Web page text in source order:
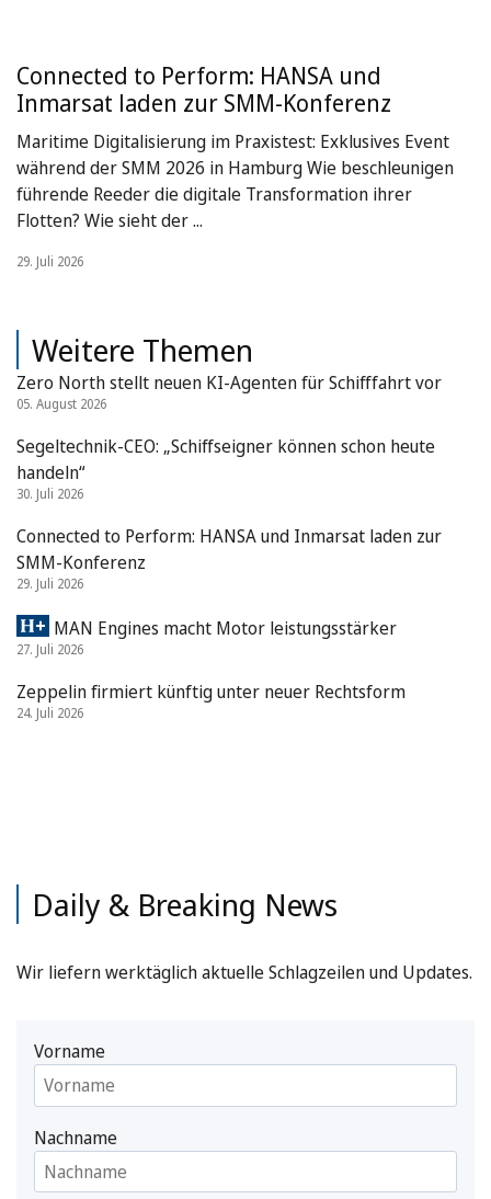
Connected to Perform: HANSA und
Inmarsat laden zur SMM-Konferenz
Maritime Digitalisierung im Praxistest: Exklusives Event
während der SMM 2026 in Hamburg Wie beschleunigen
führende Reeder die digitale Transformation ihrer
Flotten? Wie sieht der ...
29. Juli 2026
Weitere Themen
Zero North stellt neuen KI-Agenten für Schifffahrt vor
05. August 2026
Segeltechnik-CEO: „Schiffseigner können schon heute
handeln“
30. Juli 2026
Connected to Perform: HANSA und Inmarsat laden zur
SMM-Konferenz
29. Juli 2026
MAN Engines macht Motor leistungsstärker
27. Juli 2026
Zeppelin firmiert künftig unter neuer Rechtsform
24. Juli 2026
Daily & Breaking News
Wir liefern werktäglich aktuelle Schlagzeilen und Updates.
Vorname
Nachname